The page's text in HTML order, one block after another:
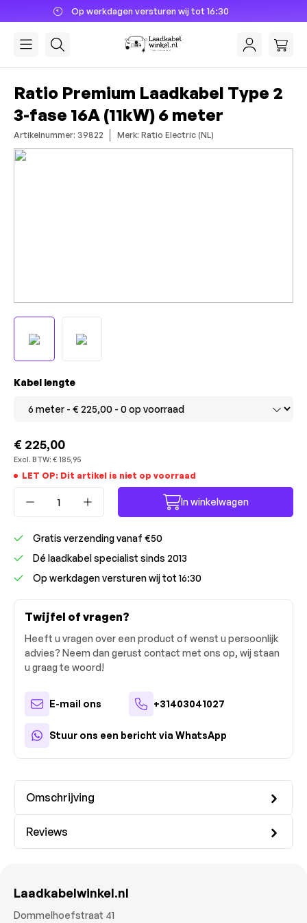
wij tot 16:30
Ratio Premium Laadkabel Type 2
3-fase 16A (11kW) 6 meter
Artikelnummer: 39822 Merk: Ratio Electric (NL)
Afbeeldingengalerij overslaan
Selecteer
Kabel lengte
€ 225,00
Excl. BTW: € 185,95
LET OP: Dit artikel is niet op voorraad
Producthoeveelheid: Voer de
In winkelwagen
Gratis verzending vanaf €50
Dé laadkabel specialist sinds 2013
Op werkdagen versturen wij tot 16:30
Twijfel of vragen?
Heeft u vragen over een product of wenst u persoonlijk
advies? Neem dan gerust contact met ons op, wij staan
u graag te woord!
E-mail ons +31403041027
Stuur ons een bericht via WhatsApp
Omschrijving
Reviews
Laadkabelwinkel.nl
Dommelhoefstraat 41